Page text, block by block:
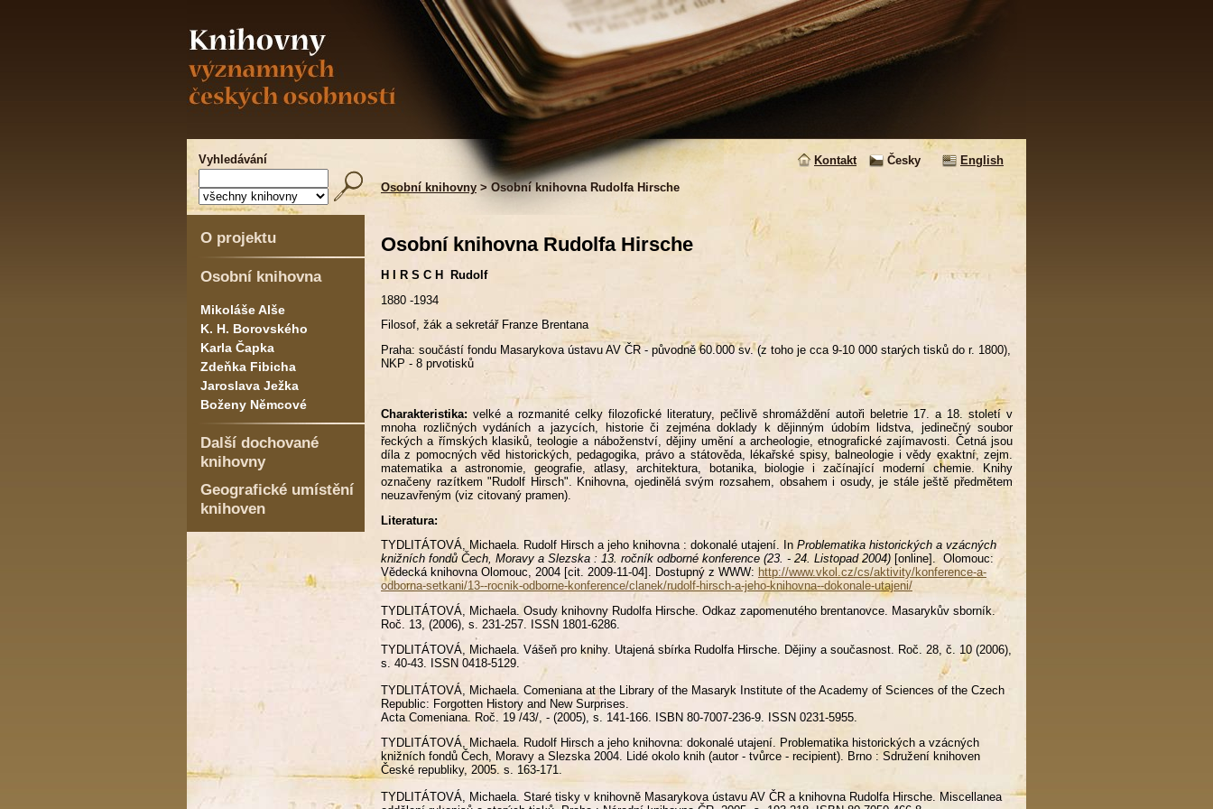
Vyhledávání Kontakt Česky
English
Osobní knihovny > Osobní knihovna Rudolfa Hirsche
O projektu
Osobní knihovna
Mikoláše Alše
K. H. Borovského
Karla Čapka
Zdeňka Fibicha
Jaroslava Ježka
Boženy Němcové
Další dochované
knihovny
Geografické umístění
knihoven
Osobní knihovna Rudolfa Hirsche
H I R S C H Rudolf
1880 -1934
Filosof, žák a sekretář Franze Brentana
Praha: součástí fondu Masarykova ústavu AV ČR - původně 60.000 sv. (z toho je cca 9-10 000 starých tisků do r. 1800),
NKP - 8 prvotisků
Charakteristika: velké a rozmanité celky filozofické literatury, pečlivě shromáždění autoři beletrie 17. a 18. století v
mnoha rozličných vydáních a jazycích, historie či zejména doklady k dějinným údobím lidstva, jedinečný soubor
řeckých a římských klasiků, teologie a náboženství, dějiny umění a archeologie, etnografické zajímavosti. Četná jsou
díla z pomocných věd historických, pedagogika, právo a státověda, lékařské spisy, balneologie i vědy exaktní, zejm.
matematika a astronomie, geografie, atlasy, architektura, botanika, biologie i začínající moderní chemie. Knihy
označeny razítkem "Rudolf Hirsch". Knihovna, ojedinělá svým rozsahem, obsahem i osudy, je stále ještě předmětem
neuzavřeným (viz citovaný pramen).
Literatura:
TYDLITÁTOVÁ, Michaela. Rudolf Hirsch a jeho knihovna : dokonalé utajení. In Problematika historických a vzácných
knižních fondů Čech, Moravy a Slezska : 13. ročník odborné konference (23. - 24. Listopad 2004) [online]. Olomouc:
Vědecká knihovna Olomouc, 2004 [cit. 2009-11-04]. Dostupný z WWW: http://www.vkol.cz/cs/aktivity/konference-a-
odborna-setkani/13--rocnik-odborne-konference/clanek/rudolf-hirsch-a-jeho-knihovna--dokonale-utajeni/
TYDLITÁTOVÁ, Michaela. Osudy knihovny Rudolfa Hirsche. Odkaz zapomenutého brentanovce. Masarykův sborník.
Roč. 13, (2006), s. 231-257. ISSN 1801-6286.
TYDLITÁTOVÁ, Michaela. Vášeň pro knihy. Utajená sbírka Rudolfa Hirsche. Dějiny a současnost. Roč. 28, č. 10 (2006),
s. 40-43. ISSN 0418-5129.
TYDLITÁTOVÁ, Michaela. Comeniana at the Library of the Masaryk Institute of the Academy of Sciences of the Czech
Republic: Forgotten History and New Surprises.
Acta Comeniana. Roč. 19 /43/, - (2005), s. 141-166. ISBN 80-7007-236-9. ISSN 0231-5955.
TYDLITÁTOVÁ, Michaela. Rudolf Hirsch a jeho knihovna: dokonalé utajení. Problematika historických a vzácných
knižních fondů Čech, Moravy a Slezska 2004. Lidé okolo knih (autor - tvůrce - recipient). Brno : Sdružení knihoven
České republiky, 2005. s. 163-171.
TYDLITÁTOVÁ, Michaela. Staré tisky v knihovně Masarykova ústavu AV ČR a knihovna Rudolfa Hirsche. Miscellanea